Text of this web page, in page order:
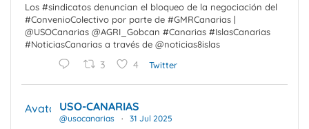
Los #sindicatos denuncian el bloqueo de la negociación del
#ConvenioColectivo por parte de #GMRCanarias |
@USOCanarias @AGRI_Gobcan #Canarias #IslasCanarias
#NoticiasCanarias a través de @noticias8islas
3 4 Twitter
Avatar USO-CANARIAS
@usocanarias · 31 Jul 2025